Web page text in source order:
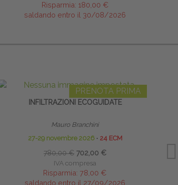
Risparmia: 180,00 €
saldando entro il 30/08/2026
PRENOTA PRIMA
INFILTRAZIONI ECOGUIDATE
Mauro Branchini
27-29 novembre 2026 ∙ 24 ECM
780,00 € 702,00 €
IVA compresa
Risparmia: 78,00 €
saldando entro il 27/09/2026